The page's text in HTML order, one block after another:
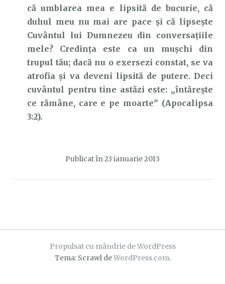
că umblarea mea e lipsită de bucurie, că
duhul meu nu mai are pace și că lipsește
Cuvântul lui Dumnezeu din conversațiile
mele? Credința este ca un mușchi din
trupul tău; dacă nu o exersezi constat, se va
atrofia și va deveni lipsită de putere. Deci
cuvântul pentru tine astăzi este: „întărește
ce rămâne, care e pe moarte” (Apocalipsa
3:2).
Publicat în 23 ianuarie 2013
Propulsat cu mândrie de WordPress
Tema: Scrawl deWordPress.com.